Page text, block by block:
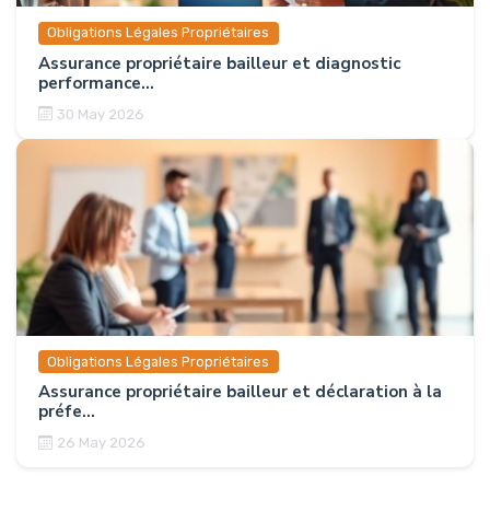
Obligations Légales Propriétaires
Assurance propriétaire bailleur et diagnostic
performance...
30 May 2026
Obligations Légales Propriétaires
Assurance propriétaire bailleur et déclaration à la
préfe...
26 May 2026